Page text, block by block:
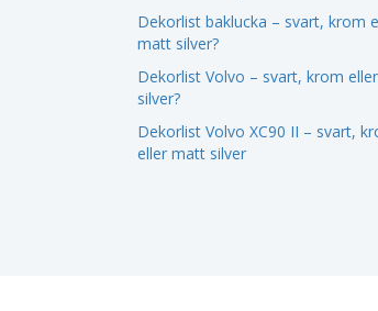
Dekorlist baklucka – svart, krom
matt silver?
Dekorlist Volvo – svart, krom
silver?
Dekorlist Volvo XC90 II – svart,
eller matt silver